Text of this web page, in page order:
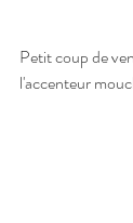
Petit coup de
l'accenteur